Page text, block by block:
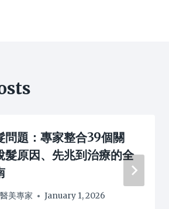
問題：專家整合39個關
髮原因、先兆到治療的全
美專家 January 1, 2026